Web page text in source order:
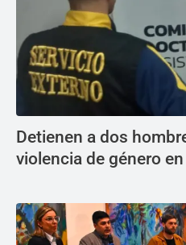
Detienen a dos
violencia de género